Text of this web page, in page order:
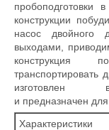
пробоподготовки
конструкции
насос двойного
выходами,
конструкция
транспортировать
изготовлен в
и предназначен
Характеристики